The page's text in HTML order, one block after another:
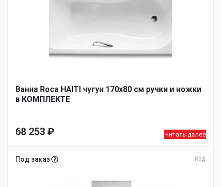
Ванна Roca HAITI чугун 170х80 см ручки и ножки
в КОМПЛЕКТЕ
68 253 ₽ Читать далее
Под заказ Код